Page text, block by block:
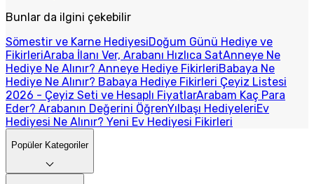
Bunlar da ilgini çekebilir
Sömestir ve Karne HediyesiDoğum Günü Hediye ve
FikirleriAraba İlanı Ver, Arabanı Hızlıca SatAnneye Ne
Hediye Ne Alınır? Anneye Hediye FikirleriBabaya Ne
Hediye Ne Alınır? Babaya Hediye Fikirleri Çeyiz Listesi
2026 - Çeyiz Seti ve Hesaplı FiyatlarArabam Kaç Para
Eder? Arabanın Değerini ÖğrenYılbaşı HediyeleriEv
Hediyesi Ne Alınır? Yeni Ev Hediyesi Fikirleri
Popüler Kategoriler